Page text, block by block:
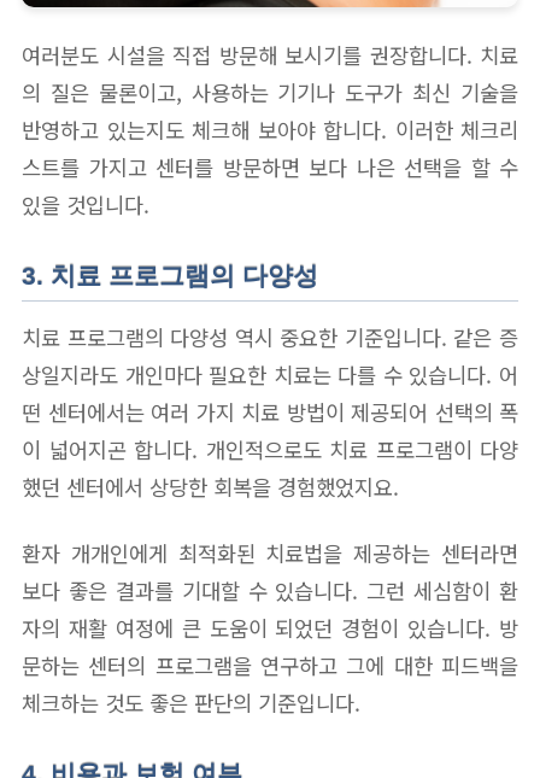
여러분도 시설을 직접 방문해 보시기를 권장합니다. 치료
의 질은 물론이고, 사용하는 기기나 도구가 최신 기술을
반영하고 있는지도 체크해 보아야 합니다. 이러한 체크리
스트를 가지고 센터를 방문하면 보다 나은 선택을 할 수
있을 것입니다.
3. 치료 프로그램의 다양성
치료 프로그램의 다양성 역시 중요한 기준입니다. 같은 증
상일지라도 개인마다 필요한 치료는 다를 수 있습니다. 어
떤 센터에서는 여러 가지 치료 방법이 제공되어 선택의 폭
이 넓어지곤 합니다. 개인적으로도 치료 프로그램이 다양
했던 센터에서 상당한 회복을 경험했었지요.
환자 개개인에게 최적화된 치료법을 제공하는 센터라면
보다 좋은 결과를 기대할 수 있습니다. 그런 세심함이 환
자의 재활 여정에 큰 도움이 되었던 경험이 있습니다. 방
문하는 센터의 프로그램을 연구하고 그에 대한 피드백을
체크하는 것도 좋은 판단의 기준입니다.